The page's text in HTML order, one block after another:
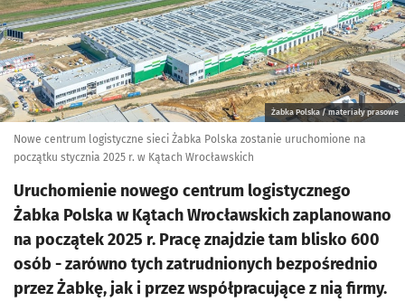
Żabka Polska / materiały prasowe
Nowe centrum logistyczne sieci Żabka Polska zostanie uruchomione na
początku stycznia 2025 r. w Kątach Wrocławskich
Uruchomienie nowego centrum logistycznego
Żabka Polska w Kątach Wrocławskich zaplanowano
na początek 2025 r. Pracę znajdzie tam blisko 600
osób - zarówno tych zatrudnionych bezpośrednio
przez Żabkę, jak i przez współpracujące z nią firmy.